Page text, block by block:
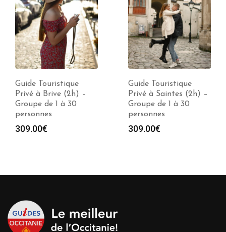
Guide Touristique
Privé à Brive (2h) –
Groupe de 1 à 30
personnes
309.00€
Guide Touristique
Privé à Saintes (2h) –
Groupe de 1 à 30
personnes
309.00€